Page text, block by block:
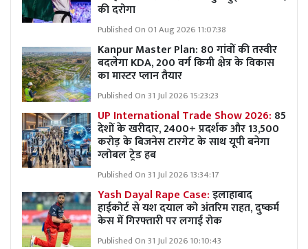
की दरोगा
Published On 01 Aug 2026 11:07:38
Kanpur Master Plan: 80 गांवों की तस्वीर
बदलेगा KDA, 200 वर्ग किमी क्षेत्र के विकास
का मास्टर प्लान तैयार
Published On 31 Jul 2026 15:23:23
UP International Trade Show 2026: 85
देशों के खरीदार, 2400+ प्रदर्शक और 13,500
करोड़ के बिजनेस टारगेट के साथ यूपी बनेगा
ग्लोबल ट्रेड हब
Published On 31 Jul 2026 13:34:17
Yash Dayal Rape Case:इलाहाबाद
हाईकोर्ट से यश दयाल को अंतरिम राहत, दुष्कर्म
केस में गिरफ्तारी पर लगाई रोक
Published On 31 Jul 2026 10:10:43